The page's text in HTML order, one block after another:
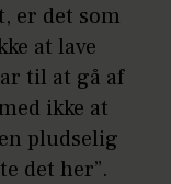
er det som
at lave
til at gå af
ikke at
pludselig
det her”.